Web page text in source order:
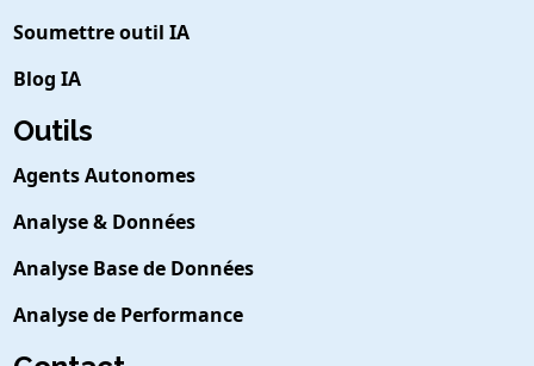
Soumettre outil IA
Blog IA
Outils
Agents Autonomes
Analyse & Données
Analyse Base de Données
Analyse de Performance